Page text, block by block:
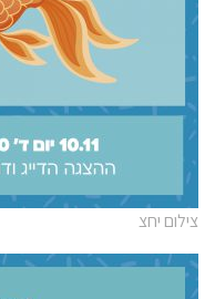
צילום יחצ